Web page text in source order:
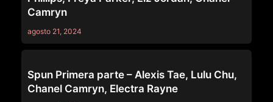
Camryn
agosto 21, 2024
Spun Primera parte – Alexis Tae, Lulu Chu,
Chanel Camryn, Electra Rayne